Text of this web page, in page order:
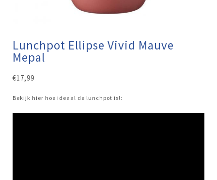
Lunchpot Ellipse Vivid Mauve
Mepal
€17,99
Bekijk hier hoe ideaal de lunchpot is!: